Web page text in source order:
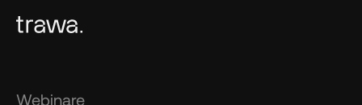
Webinare